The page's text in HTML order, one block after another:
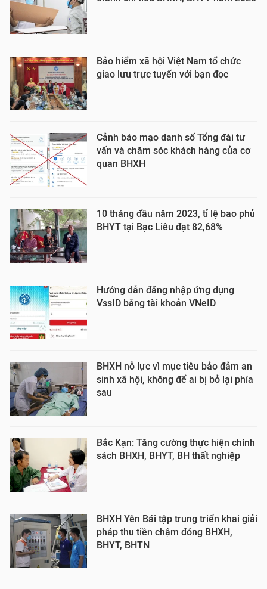
Bảo hiểm xã hội Việt Nam tổ chức
giao lưu trực tuyến với bạn đọc
Cảnh báo mạo danh số Tổng đài tư
vấn và chăm sóc khách hàng của cơ
quan BHXH
10 tháng đầu năm 2023, tỉ lệ bao phủ
BHYT tại Bạc Liêu đạt 82,68%
Hướng dẫn đăng nhập ứng dụng
VssID bằng tài khoản VNeID
BHXH nỗ lực vì mục tiêu bảo đảm an
sinh xã hội, không để ai bị bỏ lại phía
sau
Bắc Kạn: Tăng cường thực hiện chính
sách BHXH, BHYT, BH thất nghiệp
BHXH Yên Bái tập trung triển khai giải
pháp thu tiền chậm đóng BHXH,
BHYT, BHTN